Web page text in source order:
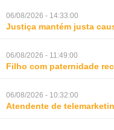
06/08/2026 - 14:33:00
Justiça mantém justa
06/08/2026 - 11:49:00
Filho com paternidade
06/08/2026 - 10:32:00
Atendente de